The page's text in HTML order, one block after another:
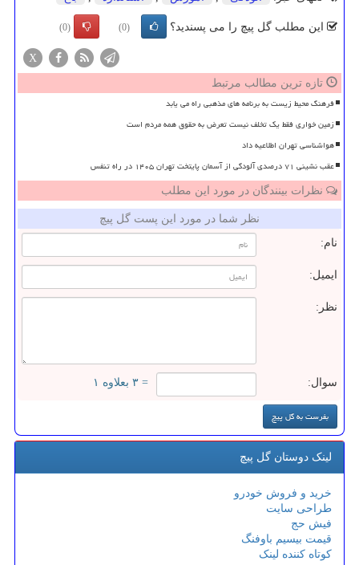
این مطلب گل پیچ را می پسندید؟ (0)
(0)
X
تازه ترین مطالب مرتبط
فرهنگ محیط زیست به برنامه های مذهبی راه می یابد
زمین خواری فقط یک تخلف نیست تعرض به حقوق همه مردم است
هواشناسی تهران اطلاعیه داد
عقب نشینی ۷۱ درصدی آلودگی از آسمان پایتخت تهران ۱۴۰۵ در راه تنفس
نظرات بینندگان در مورد این مطلب
نظر شما در مورد این پست گل پیچ
نام:
ایمیل:
نظر:
سوال: = ۳ بعلاوه ۱
لینک دوستان گل پیچ
خرید و فروش خودرو
طراحی سایت
فیش حج
قیمت بیسیم باوفنگ
کوتاه کننده لینک